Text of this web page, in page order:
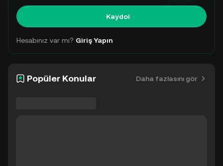
Kaydol
Hesabınız var mı? Giriş Yapın
Popüler Konular Daha fazlasını gör